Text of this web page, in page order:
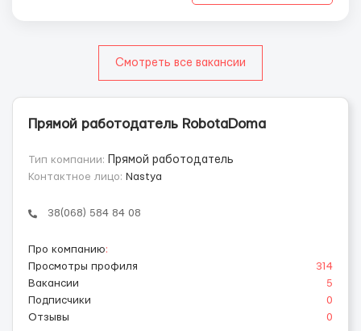
Смотреть все вакансии
Прямой работодатель RobotaDoma
Тип компании:
Прямой работодатель
Контактное лицо: Nastya
38(068) 584 84 08
Про компанию:
Просмотры профиля
314
Вакансии
5
Подписчики
0
Отзывы
0